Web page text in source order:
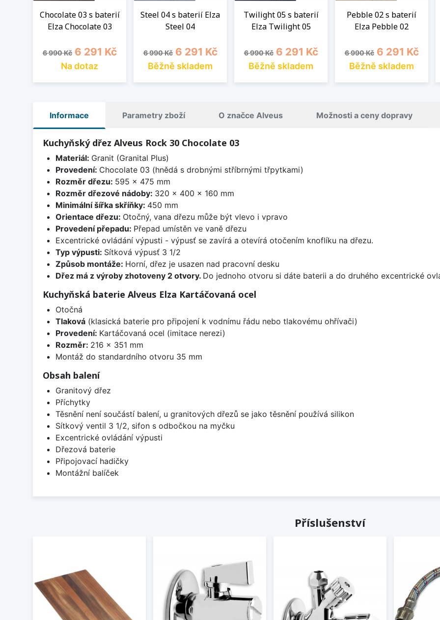
Chocolate 03 s baterií
Elza Chocolate 03
Běžná cena
6 990 Kč Cena
6 291 Kč
Na dotaz
Steel 04 s baterií Elza
Steel 04
Běžná cena
6 990 Kč Cena
6 291 Kč
Běžně skladem
Twilight 05 s baterií
Elza Twilight 05
Běžná cena
6 990 Kč Cena
6 291 Kč
Běžně skladem
Pebble 02 s baterií
Elza Pebble 02
Běžná cena
6 990 Kč Cena
6 291 Kč
Běžně skladem
Informace Parametry zboží O značce Alveus Možnosti a ceny dopravy
Kuchyňský dřez Alveus Rock 30 Chocolate 03
Materiál: Granit (Granital Plus)
Provedení: Chocolate 03 (hnědá s drobnými stříbrnými třpytkami)
Rozměr dřezu: 595 x 475 mm
Rozměr dřezové nádoby: 320 x 400 x 160 mm
Minimální šířka skříňky: 450 mm
Orientace dřezu: Otočný, vana dřezu může být vlevo i vpravo
Provedení přepadu: Přepad umístěn ve vaně dřezu
Excentrické ovládání výpusti - výpusť se zavírá a otevírá otočením knoflíku na dřezu.
Typ výpusti: Sítková výpusť 3 1/2
Způsob montáže: Horní, dřez je usazen nad pracovní desku
Dřez má z výroby zhotoveny 2 otvory. Do jednoho otvoru si dáte baterii a do druhého excentrické
Kuchyňská baterie Alveus Elza Kartáčovaná ocel
Otočná
Tlaková(klasická baterie pro připojení k vodnímu řádu nebo tlakovému ohřívači)
Provedení: Kartáčovaná ocel (imitace nerezi)
Rozměr: 216 x 351 mm
Montáž do standardního otvoru 35 mm
Obsah balení
Granitový dřez
Příchytky
Těsnění není součástí balení, u granitových dřezů se jako těsnění používá silikon
Sítkový ventil 3 1/2, sifon s odbočkou na myčku
Excentrické ovládání výpusti
Dřezová baterie
Připojovací hadičky
Montážní balíček
Příslušenství